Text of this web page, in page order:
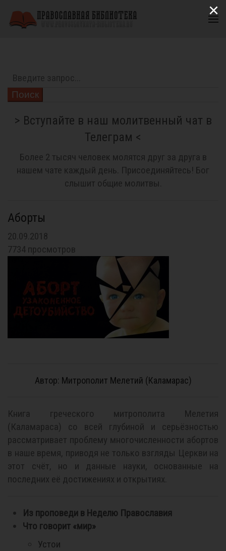
Поиск
> Вступайте в наш молитвенный чат в
Телеграм <
Более 2 тысяч человек молятся друг за друга в
нашем чате каждый день. Присоединяйтесь! Бог
слышит общие молитвы.
Аборты
20.09.2018
7734 просмотров
Автор: Митрополит Мелетий (Каламарас)
Книга греческого митрополита Мелетия
(Каламараса) со всей глубиной и серьёзностью
рассматривает проблему многочисленности абортов
в наше время, приводя не только взгляды Церкви на
этот счёт, но и данные науки, основанные на
последних её достижениях и открытиях.
Из проповеди в Неделю Православия
Что говорит «мир»
Устои
×